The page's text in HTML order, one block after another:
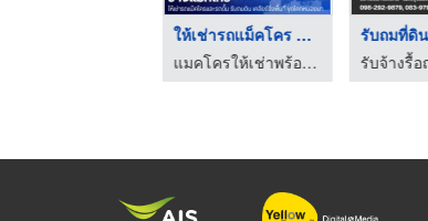
รถแบคโฮให้เช่า รายวั ...
แมคโครให้เช่าพร้อมคนขับ - ช้างแมคโครให้เช่า
ให้เช่ารถแม็คโคร PC3 ...
แมคโครให้เช่าพร้อมคนขับ - ช้างแมคโครให้เช่า